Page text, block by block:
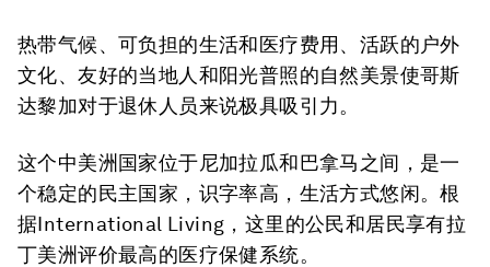
热带气候、可负担的生活和医疗费用、活跃的户外
文化、友好的当地人和阳光普照的自然美景使哥斯
达黎加对于退休人员来说极具吸引力。
这个中美洲国家位于尼加拉瓜和巴拿马之间，是一
个稳定的民主国家，识字率高，生活方式悠闲。根
据International Living，这里的公民和居民享有拉
丁美洲评价最高的医疗保健系统。